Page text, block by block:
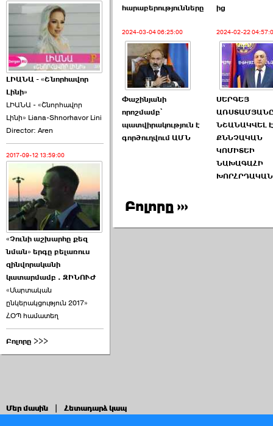
ԼԻԱՆԱ - «Շնորհավոր
Լինի»
ԼԻԱՆԱ - «Շնորհավոր
Լինի» Liana-Shnorhavor Lini
Director: Aren
2017-09-12 13:59:00
«Չունի աշխարհը քեզ
նման» երգը բելառուս
զինվորականի
կատարմամբ . ԶԻՆՈՒԺ
«Մարտական
ընկերակցություն 2017»
ՀՕՊ համատեղ
Բոլորը >>>
հարաբերությունները
ից
2024-03-04 06:25:00
Փաշինյանի
որոշմամբ՝
պատվիրակություն է
գործուղվում ԱՄՆ
2024-02-22
ՍԵՐԳԵՅ
ՆՇԱՆԱԿՎԵԼ
ՔՆՆՉԱԿԱՆ
ԿՈՄԻՏԵԻ
ՆԱԽԱԳԱՀԻ
ԽՈՐՀՐԴԱԿԱՆ
Բոլորը ›››
Մեր մասին Հետադարձ կապ